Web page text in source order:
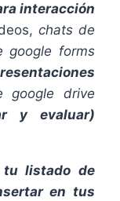
interacción
chats de
google forms
google drive
y evaluar)
tu listado de
en tus